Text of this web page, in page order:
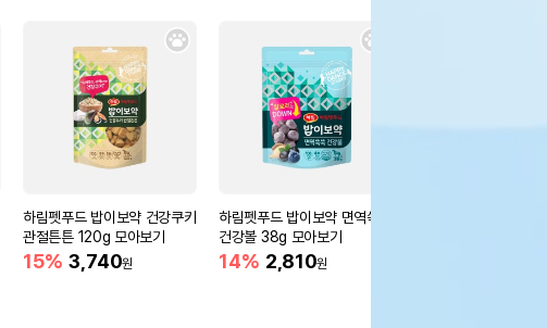
하림펫푸드 밥이보약 건강쿠키
관절튼튼 120g 모아보기
15% 3,740원
하림펫푸드 밥이보약 면역쑥쑥
건강볼 38g 모아보기
14% 2,810원